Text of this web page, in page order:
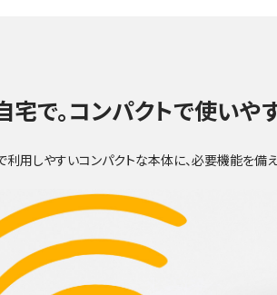
宅で。コンパクトで使いや
用しやすいコンパクトな本体に、必要機能を備